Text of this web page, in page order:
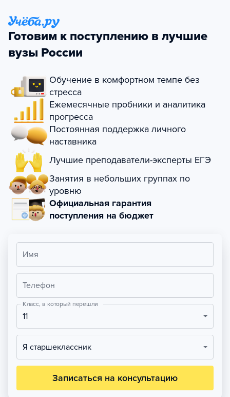
Готовим к поступлению в лучшие
вузы России
Обучение в комфортном темпе без
стресса
Ежемесячные пробники и аналитика
прогресса
Постоянная поддержка личного
наставника
Лучшие преподаватели-эксперты ЕГЭ
Занятия в небольших группах по
уровню
Официальная гарантия
поступления на бюджет
Имя
Телефон
Класс, в который перешли
11
Я старшеклассник
Записаться на консультацию